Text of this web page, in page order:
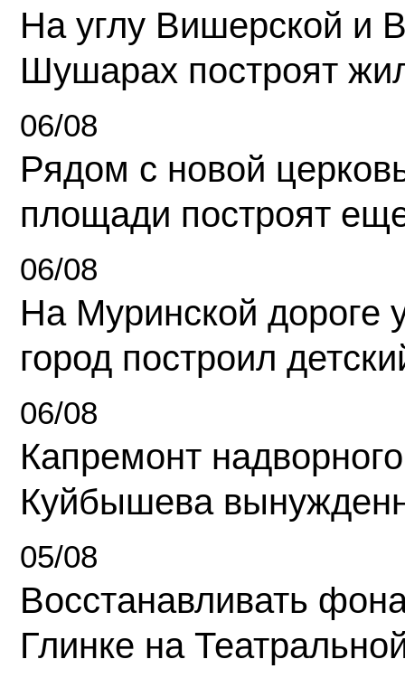
На углу Вишерской и
Шушарах построят
06/08
Рядом с новой
площади построят
06/08
На Муринской дороге
город построил
06/08
Капремонт
Куйбышева
05/08
Восстанавливать
Глинке на